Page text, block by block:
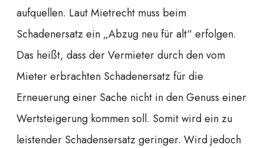
aufquellen. Laut Mietrecht muss beim
Schadenersatz ein „Abzug neu für alt“ erfolgen.
Das heißt, dass der Vermieter durch den vom
Mieter erbrachten Schadenersatz für die
Erneuerung einer Sache nicht in den Genuss einer
Wertsteigerung kommen soll. Somit wird ein zu
leistender Schadensersatz geringer. Wird jedoch